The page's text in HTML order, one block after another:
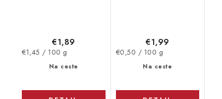
Na ceste
€1,89
Jednotková
€1,45 / 100 g
Na ceste
€1,99
Jednotková
€0,50 / 100 g